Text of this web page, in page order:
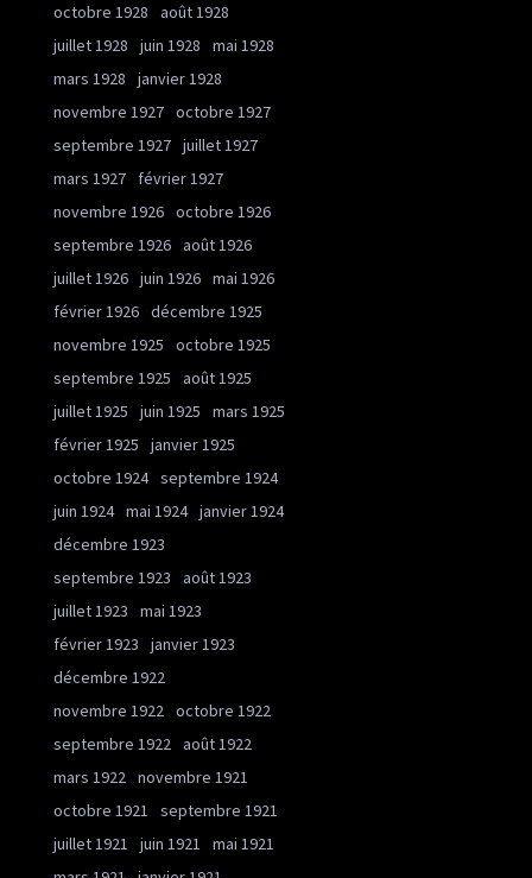
octobre 1928
août 1928
juillet 1928
juin 1928
mai 1928
mars 1928
janvier 1928
novembre 1927 octobre 1927
septembre 1927 juillet 1927
mars 1927
février 1927
novembre 1926 octobre 1926
septembre 1926 août 1926
juillet 1926 juin 1926 mai 1926
février 1926 décembre 1925
novembre 1925
octobre 1925
septembre 1925
août 1925
juillet 1925
juin 1925
mars 1925
février 1925
janvier 1925
octobre 1924 septembre 1924
juin 1924 mai 1924 janvier 1924
décembre 1923
septembre 1923
août 1923
juillet 1923
mai 1923
février 1923
janvier 1923
décembre 1922
novembre 1922 octobre 1922
septembre 1922 août 1922
mars 1922 novembre 1921
octobre 1921
septembre 1921
juillet 1921
juin 1921
mai 1921